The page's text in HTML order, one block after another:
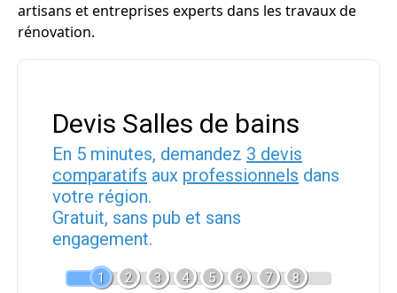
artisans et entreprises experts dans les travaux de
rénovation.
Devis Salles de bains
En 5 minutes, demandez 3 devis
comparatifs aux professionnels dans
votre région.
Gratuit, sans pub et sans
engagement.
1 2 3 4 5 6 7 8